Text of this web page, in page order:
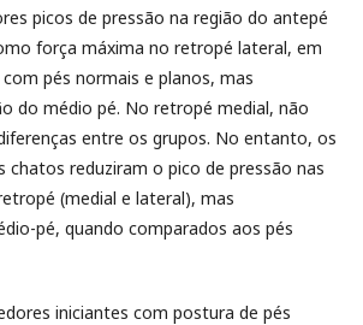
picos de pressão na região do antepé
força máxima no retropé lateral, em
pés normais e planos, mas
do médio pé. No retropé medial, não
entre os grupos. No entanto, os
chatos reduziram o pico de pressão nas
(medial e lateral), mas
pé, quando comparados aos pés
iniciantes com postura de pés